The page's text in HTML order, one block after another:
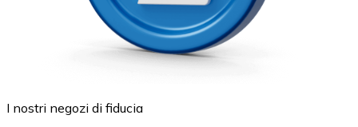
I nostri negozi di fiducia